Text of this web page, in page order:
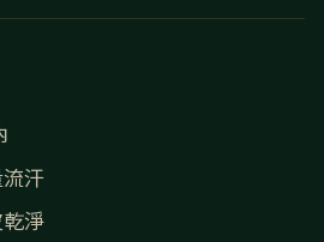
汗
淨